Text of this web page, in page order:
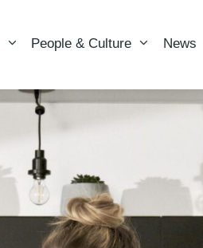
People & Culture News